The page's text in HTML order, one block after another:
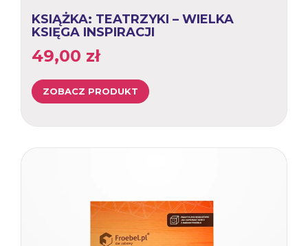
KSIĄŻKA: TEATRZYKI – WIELKA
KSIĘGA INSPIRACJI
49,00 zł
ZOBACZ PRODUKT